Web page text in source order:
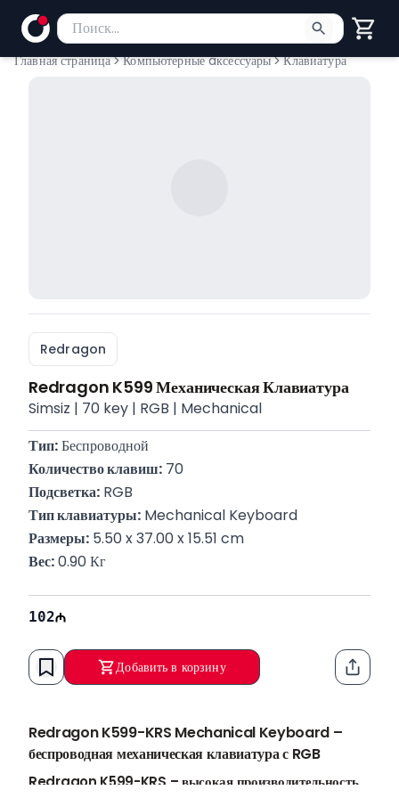
Поиск товаров
Введите минимум 2 символа для поиска. Нажмите
Главная страница Компьютерные aксессуары Клавиатура
Redragon
Redragon K599 Механическая Клавиатура
Simsiz | 70 key | RGB | Mechanical
Тип: Беспроводной
Количество клавиш: 70
Подсветка: RGB
Тип клавиатуры: Mechanical Keyboard
Размеры: 5.50 x 37.00 x 15.51 cm
Вес: 0.90 Кг
102
Добавить в корзину
Redragon K599-KRS Mechanical Keyboard –
беспроводная механическая клавиатура с RGB
Redragon K599-KRS – высокая производительность